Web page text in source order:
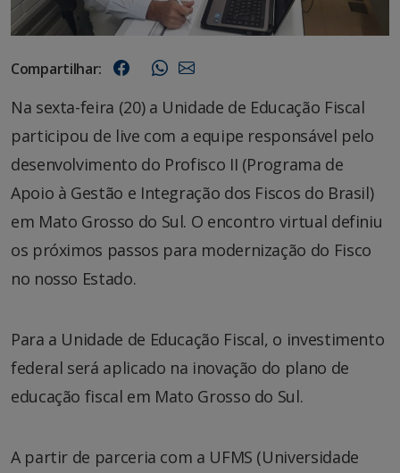
Compartilhar:
Na sexta-feira (20) a Unidade de Educação Fiscal
participou de live com a equipe responsável pelo
desenvolvimento do Profisco II (Programa de
Apoio à Gestão e Integração dos Fiscos do Brasil)
em Mato Grosso do Sul. O encontro virtual definiu
os próximos passos para modernização do Fisco
no nosso Estado.
Para a Unidade de Educação Fiscal, o investimento
federal será aplicado na inovação do plano de
educação fiscal em Mato Grosso do Sul.
A partir de parceria com a UFMS (Universidade